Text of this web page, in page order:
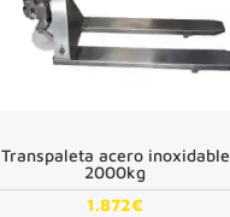
Transpaleta acero inoxidable
2000kg
1.872€